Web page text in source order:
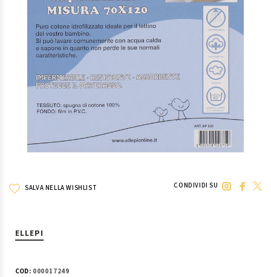
SALVA NELLA WISHLIST CONDIVIDI SU
ELLEPI
COD:000017249